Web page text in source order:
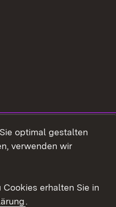
optimal gestalten
verwenden wir
erhalten Sie in
.